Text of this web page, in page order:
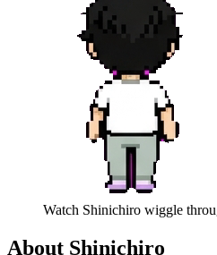
Watch Shinichiro wiggle
About Shinichiro